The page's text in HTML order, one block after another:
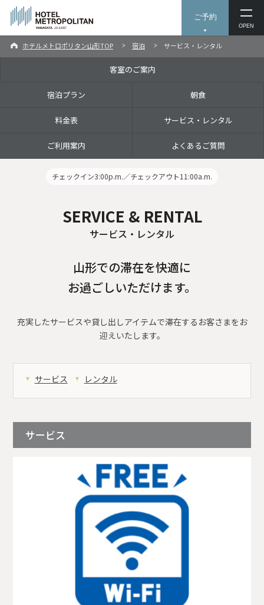
ご予約
OPEN
ホテルメトロポリタン山形TOP 宿泊 サービス・レンタル
客室のご案内
宿泊プラン 朝食
料金表 サービス・レンタル
ご利用案内 よくあるご質問
チェックイン3:00p.m.／チェックアウト11:00a.m.
SERVICE & RENTAL
サービス・レンタル
山形での滞在を快適に
お過ごしいただけます。
充実したサービスや貸し出しアイテムで滞在するお客さまをお
迎えいたします。
サービス レンタル
サービス